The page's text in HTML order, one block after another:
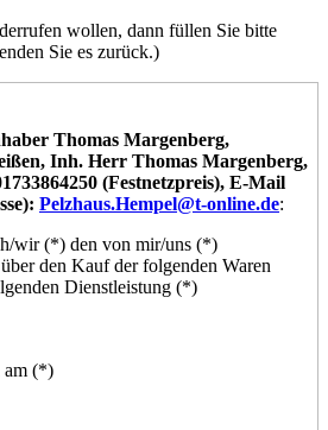
wollen, dann füllen Sie bitte
Sie es zurück.)
Thomas Margenberg,
Inh. Herr Thomas Margenberg,
(Festnetzpreis), E-Mail
Pelzhaus.Hempel@t-online.de:
wir (*) den von mir/uns (*)
den Kauf der folgenden Waren
Dienstleistung (*)
am (*)